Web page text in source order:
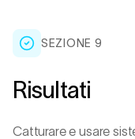
SEZIONE 9
Risultati
Catturare e usare